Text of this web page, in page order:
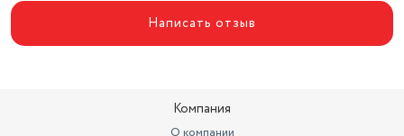
Написать отзыв
Компания